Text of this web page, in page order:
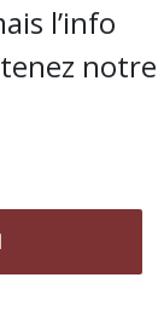
l’info
notre